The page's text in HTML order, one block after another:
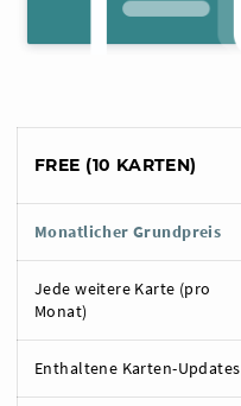
FREE (10 KARTEN)
Monatlicher Grundpreis
Jede weitere Karte (pro
Monat)
Enthaltene Karten-Updates